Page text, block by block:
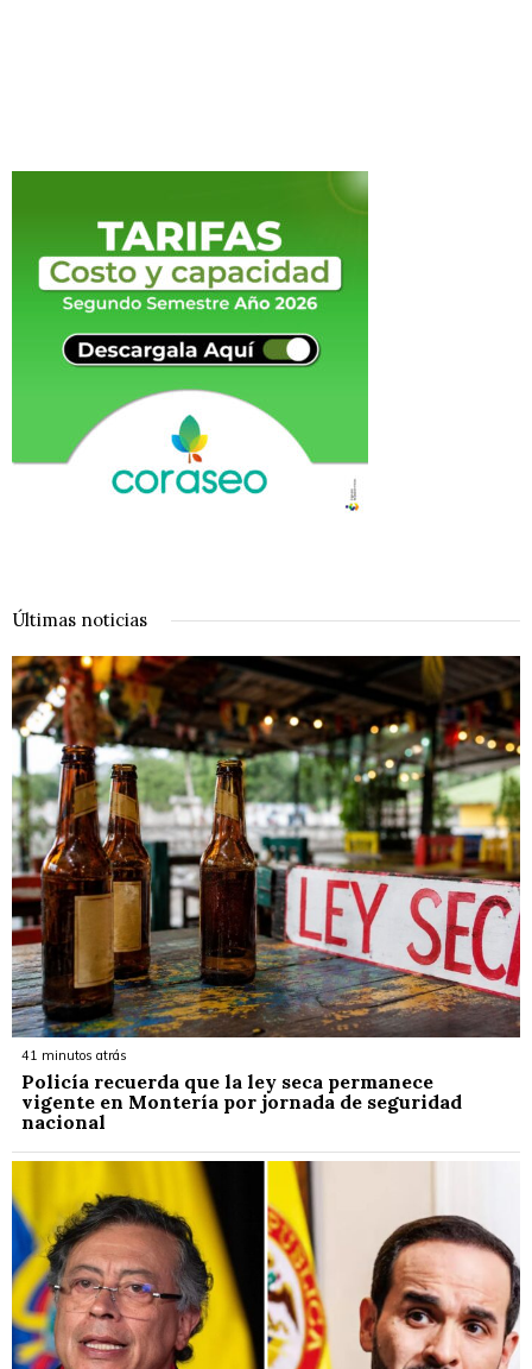
Últimas noticias
41 minutos atrás
Policía recuerda que la ley seca permanece
vigente en Montería por jornada de seguridad
nacional